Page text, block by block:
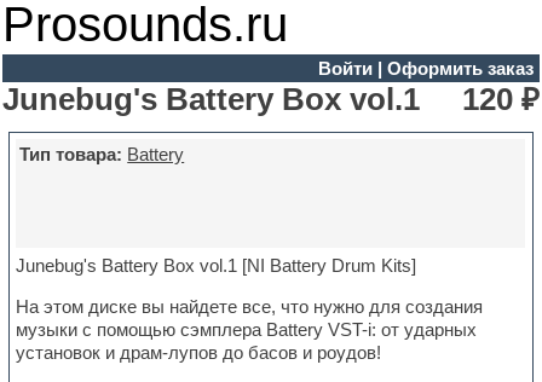
Prosounds.ru
Войти| Оформить заказ
Junebug's Battery Box vol.1 120 ₽
Тип товара: Battery
Junebug's Battery Box vol.1 [NI Battery Drum Kits]
На этом диске вы найдете все, что нужно для создания
музыки с помощью сэмплера Battery VST-i: от ударных
установок и драм-лупов до басов и роудов!